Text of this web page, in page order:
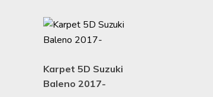
Karpet 5D Suzuki
Baleno 2017-